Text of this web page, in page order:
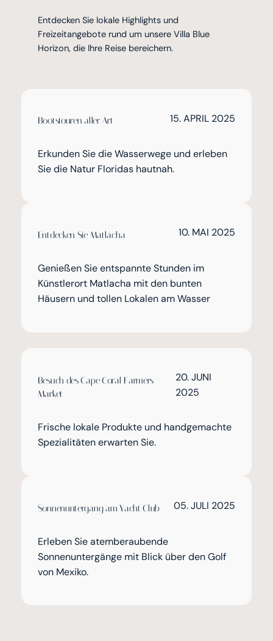
Entdecken Sie lokale Highlights und
Freizeitangebote rund um unsere Villa Blue
Horizon, die Ihre Reise bereichern.
Bootstouren aller Art 15. APRIL 2025
Erkunden Sie die Wasserwege und erleben
Sie die Natur Floridas hautnah.
Entdecken Sie Matlacha 10. MAI 2025
Genießen Sie entspannte Stunden im
Künstlerort Matlacha mit den bunten
Häusern und tollen Lokalen am Wasser
Besuch des Cape Coral Farmers
Market
20. JUNI
2025
Frische lokale Produkte und handgemachte
Spezialitäten erwarten Sie.
Sonnenuntergang am Yacht Club 05. JULI 2025
Erleben Sie atemberaubende
Sonnenuntergänge mit Blick über den Golf
von Mexiko.